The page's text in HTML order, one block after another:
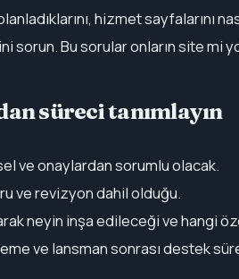
hizmet sayfalarını
sorun. Bu sorular onların site mi
süreci tanımlayın
ve onaylardan sorumlu olacak.
ve revizyon dahil olduğu.
neyin inşa edileceği ve hangi
ve lansman sonrası destek